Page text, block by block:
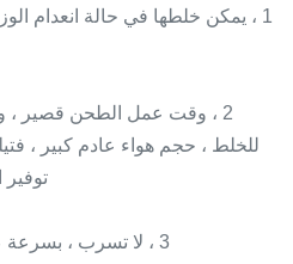
1 ، يمكن خلطها في حالة انعدام
2 ، وقت عمل الطحن قصير
توفير
3 ، لا تسرب ، بسرعة على المواد المعالجة ، لا بقايا ،